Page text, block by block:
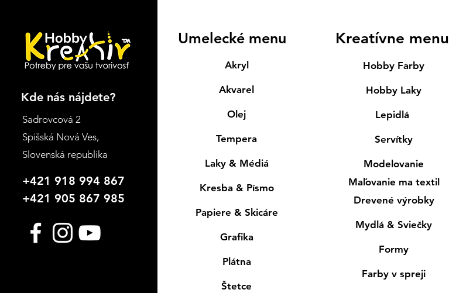
Kde nás nájdete?
Sadrovcová 2
Spišská Nová Ves,
Slovenská republika
+421 918 994 867
+421 905 867 985
Umelecké menu
Akryl
Akvarel
Olej
Tempera
Laky & Médiá
Kresba & Písmo
Papiere & Skicáre
Grafika
Plátna
Štetce
Kreatívne menu
Hobby Farby
Hobby Laky
Lepidlá
Servítky
Modelovanie
Maľovanie ma textil
Drevené výrobky
Mydlá & Sviečky
Formy
Farby v spreji